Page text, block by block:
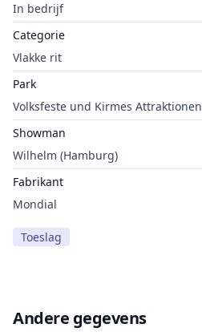
In bedrijf
Categorie
Vlakke rit
Park
Volksfeste und Kirmes Attraktionen
Showman
Wilhelm (Hamburg)
Fabrikant
Mondial
Toeslag
Andere gegevens